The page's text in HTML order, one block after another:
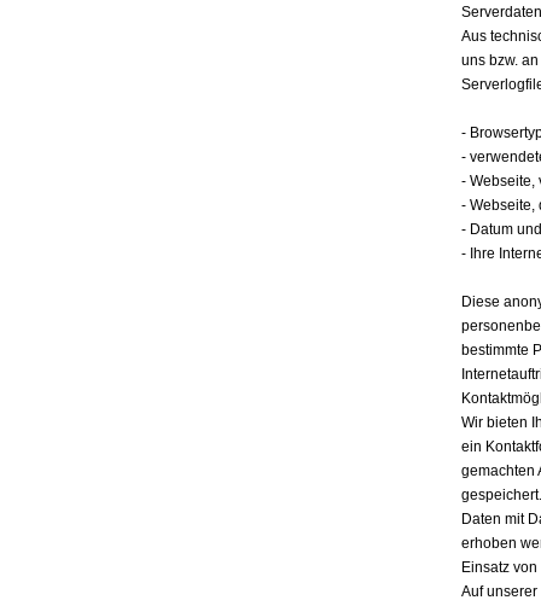
Serverdaten
Aus
uns bzw.
-
-
- Webseite,
- Webseite,
- Datum
- Ihre
Diese
bestimmte
Wir bieten
ein
gemachten
Daten mit
erhoben
Einsatz
Auf